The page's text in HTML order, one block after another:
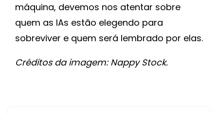
máquina, devemos nos atentar sobre
quem as IAs estão elegendo para
sobreviver e quem será lembrado por elas.
Créditos da imagem: Nappy Stock.